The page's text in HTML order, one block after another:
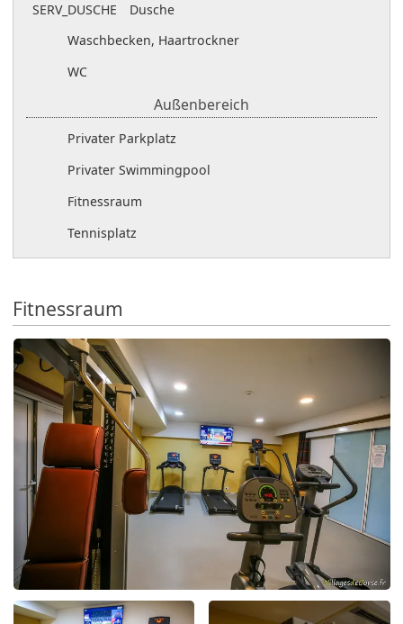
SERV_DUSCHE
Dusche
Waschbecken, Haartrockner
WC
Außenbereich
Privater Parkplatz
Privater Swimmingpool
Fitnessraum
Tennisplatz
Fitnessraum